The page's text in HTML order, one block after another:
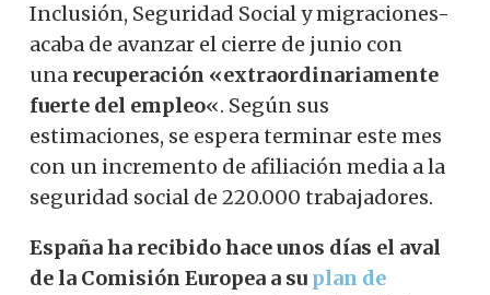
Inclusión, Seguridad Social y migraciones-
acaba de avanzar el cierre de junio con
una recuperación «extraordinariamente
fuerte del empleo«. Según sus
estimaciones, se espera terminar este mes
con un incremento de afiliación media a la
seguridad social de 220.000 trabajadores.
España ha recibido hace unos días el aval
de la Comisión Europea a su plan de